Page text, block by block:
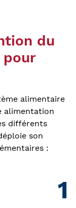
du
pour
alimentaire
alimentation
différents
son
:
1